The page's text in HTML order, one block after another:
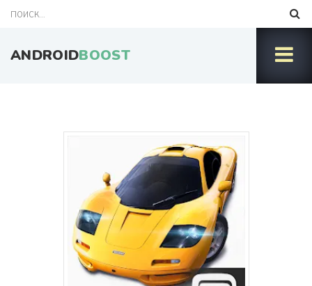
ANDROIDBOOST